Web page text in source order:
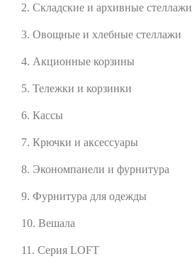
2. Складские и архивные стеллажи
3. Овощные и хлебные стеллажи
4. Акционные корзины
5. Тележки и корзинки
6. Кассы
7. Крючки и аксессуары
8. Экономпанели и фурнитура
9. Фурнитура для одежды
10. Вешала
11. Серия LOFT